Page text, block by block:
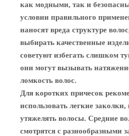
как модными, так и
условии правильного
наносят вреда структуре
выбирать качественные
советуют избегать слишком
они могут вызывать
ломкость волос.
Для коротких причесок
использовать легкие
утяжелять волосы. Средние
смотрятся с разнообразными